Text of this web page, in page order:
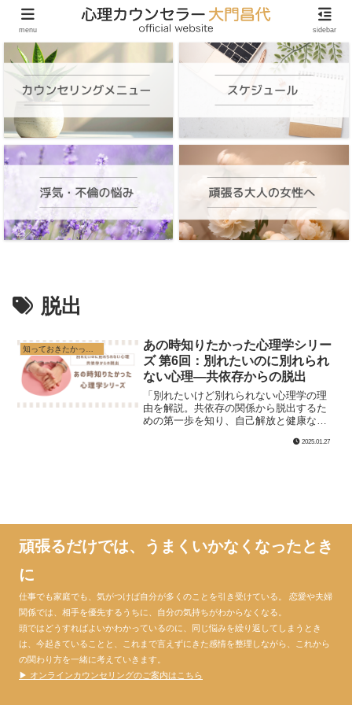
頑張る大人の女性のためのオンラインカウンセリング
脱出
あの時知りたかった心理学シリー
ズ 第6回：別れたいのに別れられ
ない心理―共依存からの脱出
「別れたいけど別れられない心理学の理
由を解説。共依存の関係から脱出するた
めの第一歩を知り、自己解放と健康な人
2025.01.27
頑張るだけでは、うまくいかなくなったとき
に
仕事でも家庭でも、気がつけば自分が多くのことを引き受けている。 恋愛や夫婦
関係では、相手を優先するうちに、自分の気持ちがわからなくなる。
頭ではどうすればよいかわかっているのに、同じ悩みを繰り返してしまうとき
は、今起きていることと、これまで言えずにきた感情を整理しながら、これから
の関わり方を一緒に考えていきます。
▶ オンラインカウンセリングのご案内はこちら
menu sidebar